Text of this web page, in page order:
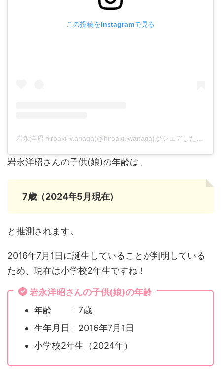
この投稿をInstagramで見る
岩永洋昭さんの子供(娘)の年齢は、
7歳（2024年5月現在）
と推測されます。
2016年7月1日に誕生していることが判明している
ため、現在は小学校2年生ですね！
岩永洋昭さんの子供(娘)の年齢
年齢 ：7歳
生年月日：2016年7月1日
小学校2年生（2024年）